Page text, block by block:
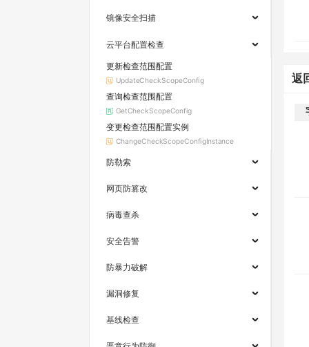
镜像安全扫描
云平台配置检查
更新检查范围配置
UpdateCheckScopeConfig
查询检查范围配置
GetCheckScopeConfig
变更检查范围配置实例
ChangeCheckScopeConfigInstance
防勒索
网页防篡改
病毒查杀
安全告警
防暴力破解
漏洞修复
基线检查
返